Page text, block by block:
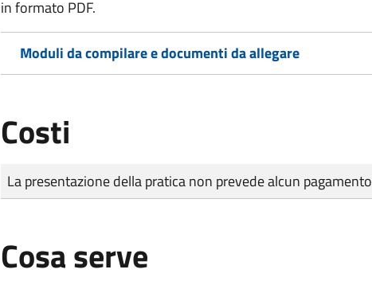
in formato PDF.
Moduli da compilare e documenti da allegare
Costi
Tipo di pagamento
Importo
La presentazione della pratica non prevede alcun pagamento
Cosa serve